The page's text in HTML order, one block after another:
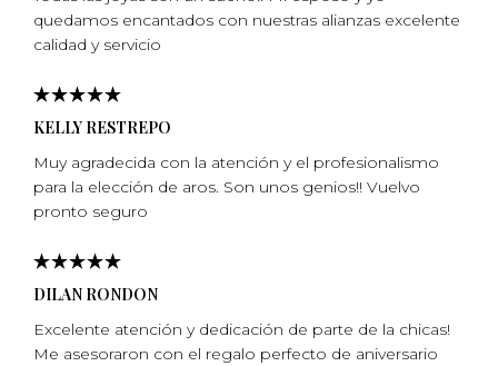
quedamos encantados con nuestras alianzas excelente
calidad y servicio
KELLY RESTREPO
Muy agradecida con la atención y el profesionalismo
para la elección de aros. Son unos genios!! Vuelvo
pronto seguro
DILAN RONDON
Excelente atención y dedicación de parte de la chicas!
Me asesoraron con el regalo perfecto de aniversario